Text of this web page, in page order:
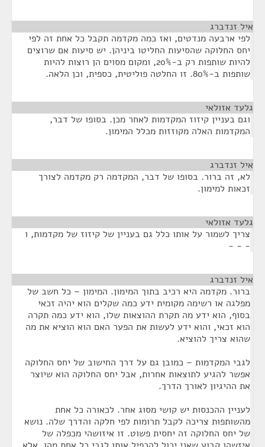
איל זנדברג
לפי ארבעה מנדטים, ואז כמה מקדמה תקבל כל אחת זה לפי
יחס החלוקה שהסיעות החליטו ביניהן. יש סיעות אם שרוצים
להיות שותפות רק ב-20%, ומקום מסוים הן רוצות להיות
שותפות ב-80%. זו החלטה פוליטית, כספית, וכן הלאה.
גלעד אזולאי
וגם בעניין קיזוז המקדמות לאחר מכן. בסופו של דבר,
המקדמות האלה מקוזזות מכלל המימון.
איל זנדברג
לא, זה ברור. בסופו של דבר, המקדמה רק מקדמה לצורך
זכאות למימון.
גלעד אזולאי
צריך לשמור על אותו כלל גם בעניין של קיזוז של מקדמות, ו
- - -
איל זנדברג
ברור. מקדמה היא רכיב בתוך המימון. המימון – כל חשב של
מפלגה או רשימה מקומית ידע כמה שקלים הוא יהיה זכאי
בסוף, הוא ידע מה תקרת ההוצאות שלו, הוא ידע כמה תקרה
הוא זכאי, והוא ידע לעשות את הפער האם הוא הוציא את מה
שהוא צריך להוציא.
לגבי המקדמות – כמובן גם על דרך החישוב של יחס החלוקה
אפשר להגיע לתוצאות אחרות, אבל יחס החלוקה הוא שיוצר
את ההיגיון לאורך הדרך.
לעניין ההכנסות יש קושי מסוג אחר. לכאורה כל אחת
מהשותפות צריכה לקבל תרומות לפי חלקה והדרך שלה. נושא
של יחס החלוקה זה יחסית פשוט. זו איזושהי מכפלה של